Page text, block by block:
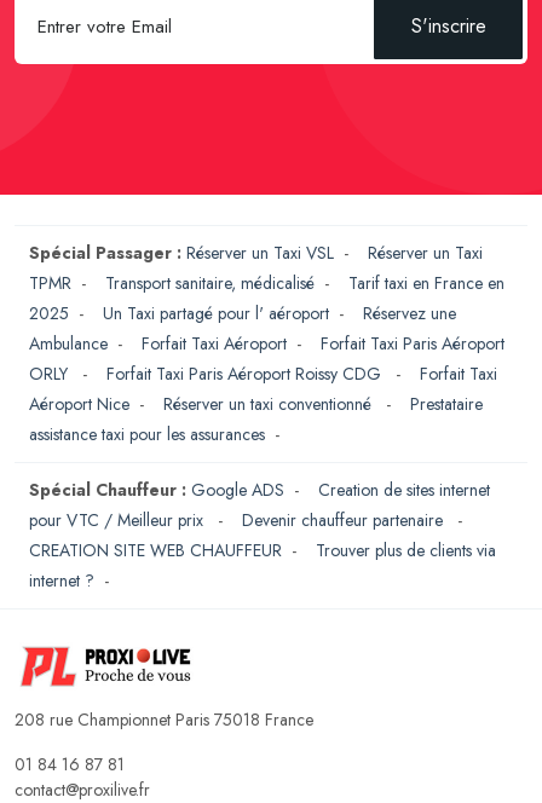
S'inscrire
Spécial Passager : Réserver un Taxi VSL - Réserver un Taxi
TPMR - Transport sanitaire, médicalisé - Tarif taxi en France en
2025 - Un Taxi partagé pour l' aéroport - Réservez une
Ambulance - Forfait Taxi Aéroport - Forfait Taxi Paris Aéroport
ORLY
- Forfait Taxi Paris Aéroport Roissy CDG - Forfait Taxi
Aéroport Nice - Réserver un taxi conventionné - Prestataire
assistance taxi pour les assurances -
Spécial Chauffeur : Google ADS - Creation de sites internet
pour VTC / Meilleur prix
- Devenir chauffeur partenaire
-
CREATION SITE WEB CHAUFFEUR - Trouver plus de clients via
internet ? -
208 rue Championnet Paris 75018 France
01 84 16 87 81
contact@proxilive.fr